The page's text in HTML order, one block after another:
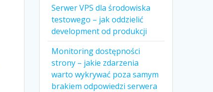
Serwer VPS dla środowiska
testowego – jak oddzielić
development od produkcji
Monitoring dostępności
strony – jakie zdarzenia
warto wykrywać poza samym
brakiem odpowiedzi serwera